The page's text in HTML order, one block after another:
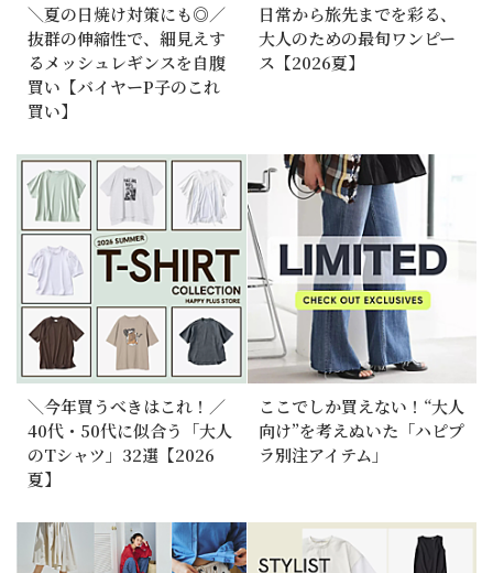
＼夏の日焼け対策にも◎／
抜群の伸縮性で、細見えす
るメッシュレギンスを自腹
買い【バイヤーP子のこれ
買い】
日常から旅先までを彩る、
大人のための最旬ワンピー
ス【2026夏】
＼今年買うべきはこれ！／
40代・50代に似合う「大人
のTシャツ」32選【2026
夏】
ここでしか買えない！“大人
向け”を考えぬいた「ハピプ
ラ別注アイテム」